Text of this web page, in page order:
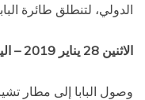
الدولي، لتنطلق طائرة البابا الساعة 6:15
الاثنين 28 يناير 2019 – اليوم الاخير للزيارة
وصول البابا إلى مطار